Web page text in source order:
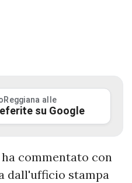
alle
su Google
ha commentato con
dall'ufficio stampa